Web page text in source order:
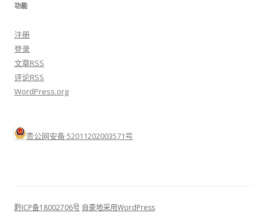
功能
注册
登录
文章RSS
评论RSS
WordPress.org
贵公网安备 52011202003571号
黔ICP备18002706号 自豪地采用WordPress